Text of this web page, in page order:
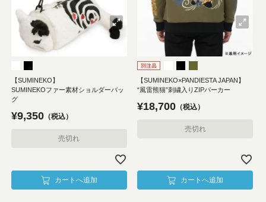
【SUMINEKO】
SUMINEKOファー素材ショルダーバッ
グ
¥9,350 税込
売切れ
カートへ追加
【SUMINEKO×PANDIESTA JAPAN】
“風雷熊猫”刺繍入りZIPパーカー
¥18,700 税込
売切れ
カートへ追加